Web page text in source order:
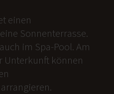
einen
Sonnenterrasse.
im Spa-Pool. Am
Unterkunft können